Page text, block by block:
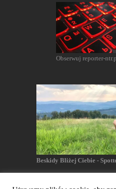
Obserwuj reporter-
Beskidy Bliżej Ciebie -